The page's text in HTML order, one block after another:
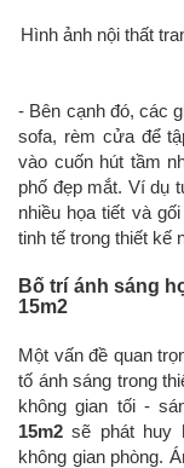
Hình ảnh nội thất
- Bên cạnh đó, các
sofa, rèm cửa để
vào cuốn hút tầm
phố đẹp mắt. Ví dụ
nhiều họa tiết và
tinh tế trong thiết kế
Bố trí ánh sáng
15m2
Một vấn đề quan
tố ánh sáng trong
không gian tối -
15m2 sẽ phát huy
không gian phòng.